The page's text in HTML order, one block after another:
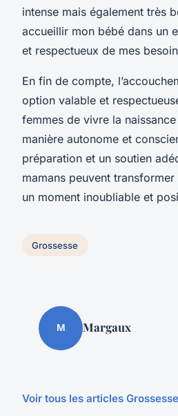
intense mais également très
accueillir mon bébé dans un
et respectueux de mes
En fin de compte,
option valable et
femmes de vivre la
manière autonome et
préparation et un soutien
mamans peuvent
un moment inoubliable et
Grossesse
M Margaux
Voir tous les articles